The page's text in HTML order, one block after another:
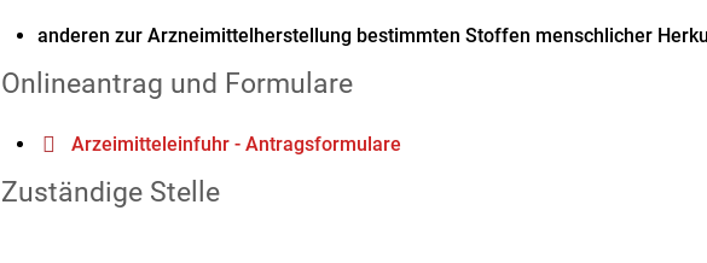
anderen zur Arzneimittelherstellung bestimmten Stoffen menschlicher
Onlineantrag und Formulare
Arzeimitteleinfuhr - Antragsformulare
Zuständige Stelle